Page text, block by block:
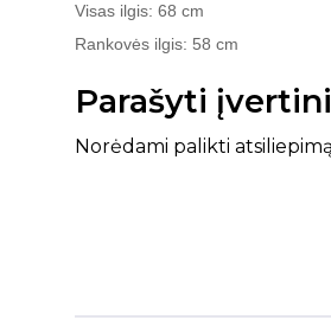
Visas ilgis: 68 cm
Rankovės ilgis: 58 cm
Parašyti
Norėdami palikti